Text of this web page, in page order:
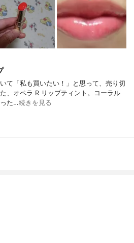
て「私も買いたい！」と思って、売り切
、オペラ R リップティント。コーラル
た…続きを見る